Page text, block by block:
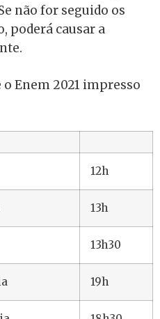
não for seguido os
poderá causar a
Enem 2021 impresso
12h
13h
13h30
19h